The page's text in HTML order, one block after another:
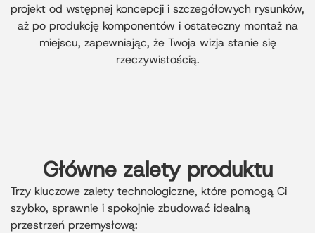
projekt od wstępnej koncepcji i szczegółowych rysunków,
aż po produkcję komponentów i ostateczny montaż na
miejscu, zapewniając, że Twoja wizja stanie się
rzeczywistością.
Główne zalety produktu
Trzy kluczowe zalety technologiczne, które pomogą Ci
szybko, sprawnie i spokojnie zbudować idealną
przestrzeń przemysłową: